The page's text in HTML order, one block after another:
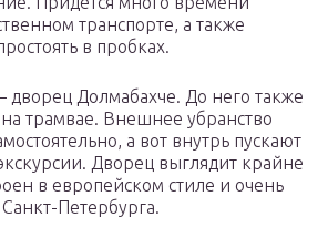
транспорте, а также
в пробках.
дворец Долмабахче. До него также
трамвае. Внешнее убранство
а вот внутрь пускают
Дворец выглядит крайне
в европейском стиле и очень
Петербурга.